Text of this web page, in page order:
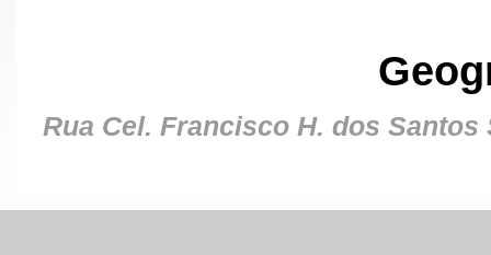
Rua Cel. Francisco H. dos